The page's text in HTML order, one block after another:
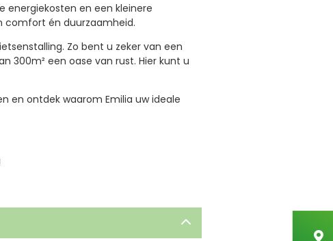
energiekosten en een kleinere
comfort én duurzaamheid.
Zo bent u zeker van een
300m² een oase van rust. Hier kunt u
en ontdek waarom Emilia uw ideale